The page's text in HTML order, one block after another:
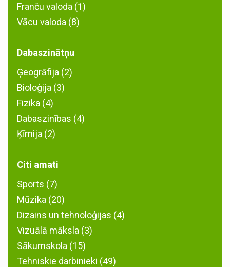
Franču valoda (1)
Vācu valoda (8)
Dabaszinātņu
Ģeogrāfija (2)
Bioloģija (3)
Fizika (4)
Dabaszinības (4)
Ķīmija (2)
Citi amati
Sports (7)
Mūzika (20)
Dizains un tehnoloģijas (4)
Vizuālā māksla (3)
Sākumskola (15)
Tehniskie darbinieki (49)